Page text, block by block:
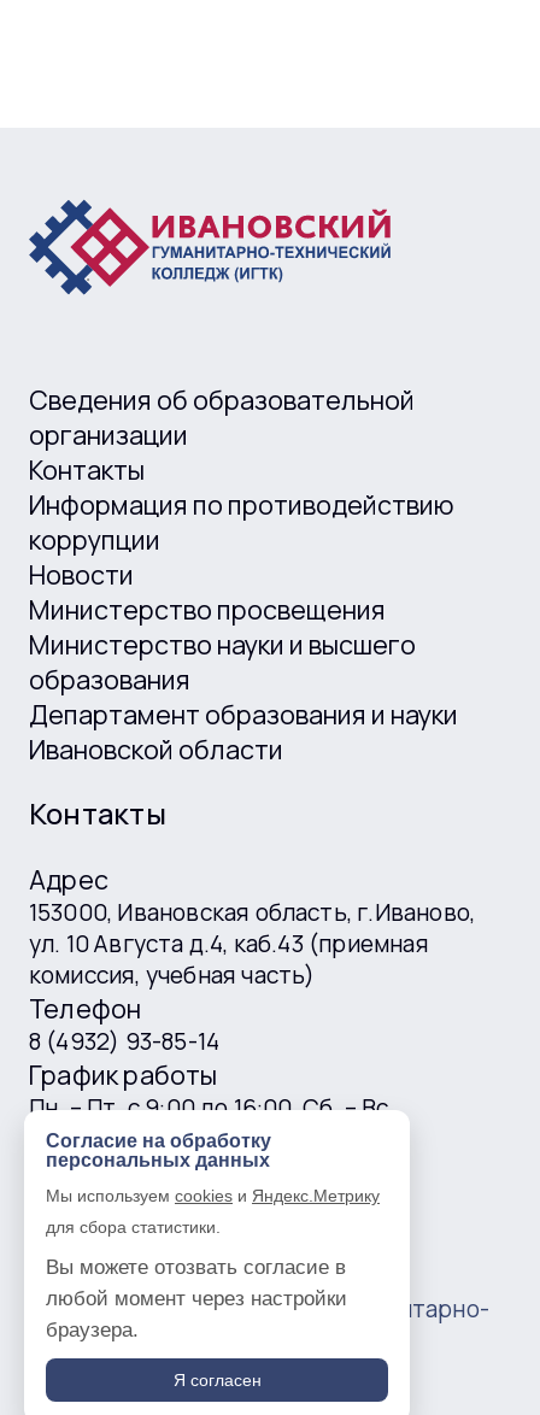
Сведения об образовательной
организации
Контакты
Информация по противодействию
коррупции
Новости
Министерство просвещения
Министерство науки и высшего
образования
Департамент образования и науки
Ивановской области
Контакты
Адрес
153000, Ивановская область, г.Иваново,
ул. 10 Августа д.4, каб.43 (приемная
комиссия, учебная часть)
Телефон
8 (4932) 93-85-14
График работы
Пн. – Пт. с 9:00 до 16:00, Сб. – Вс.
выходные
E-mail
ivgtk@mail.ru
© 2016 —2026 Ивановский гуманитарно-
технический колледж
Политика в отношении обработки
персональных данных
Согласие на обработку
персональных данных
Мы используем cookies и Яндекс.Метрику
для сбора статистики.
Вы можете отозвать согласие в
любой момент через настройки
браузера.
Я согласен